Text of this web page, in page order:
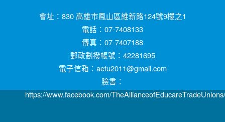
會址：830 高雄市鳳山區維新路124號9樓之1
電話：07-7408133
傳真：07-7407188
郵政劃撥帳號：42281695
電子信箱：aetu2011@gmail.com
臉書：
https://www.facebook.com/TheAllianceofEducareTradeUnions/